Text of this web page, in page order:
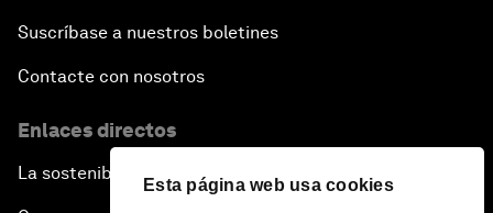
Esta página web usa cookies
Suscríbase a nuestros boletines
Contacte con nosotros
Enlaces directos
La sostenibilidad en el Foro